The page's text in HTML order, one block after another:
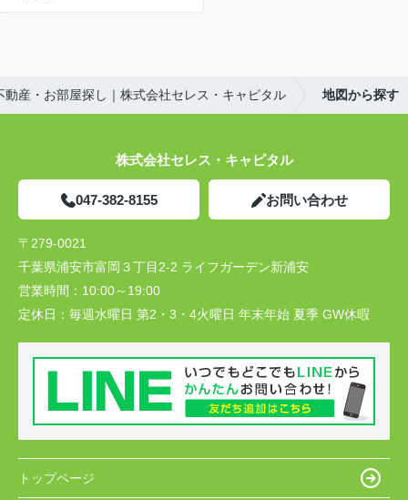
動産・お部屋探し｜株式会社セレス・キャピタル 地図から探す
株式会社セレス・キャピタル
047-382-8155 お問い合わせ
〒279-0021
千葉県浦安市富岡３丁目2-2 ライフガーデン新浦安
営業時間： 10:00～19:00
定休日： 毎週水曜日 第2・3・4火曜日 年末年始 夏季 GW休暇
トップページ